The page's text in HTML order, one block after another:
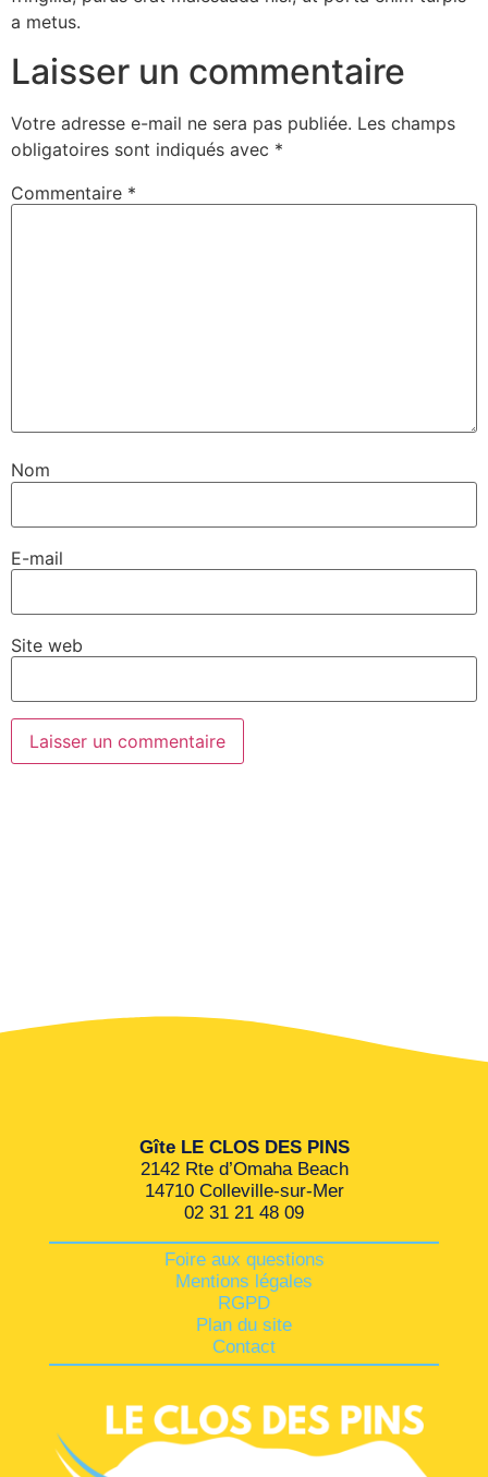
a metus.
Laisser un commentaire
Votre adresse e-mail ne sera pas publiée. Les champs
obligatoires sont indiqués avec *
Commentaire *
Nom
E-mail
Site web
Gîte LE CLOS DES PINS
2142 Rte d’Omaha Beach
14710 Colleville-sur-Mer
02 31 21 48 09
Foire aux questions
Mentions légales
RGPD
Plan du site
Contact